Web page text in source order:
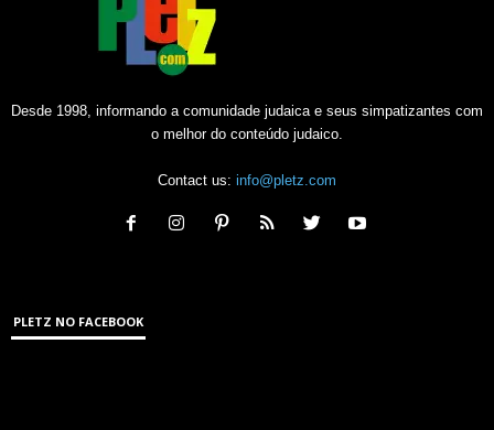
Desde 1998, informando a comunidade judaica e seus simpatizantes com
o melhor do conteúdo judaico.
Contact us: info@pletz.com
PLETZ NO FACEBOOK